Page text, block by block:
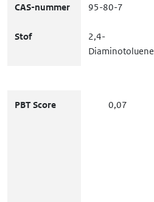
CAS-nummer 95-80-7
Stof
2,4-
Diaminotoluene
PBT Score 0,07